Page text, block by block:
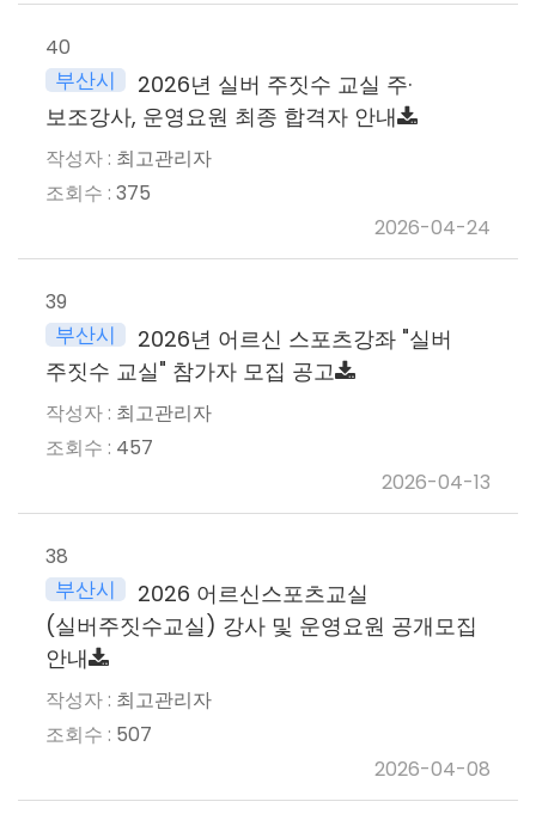
40
부산시
2026년 실버 주짓수 교실 주·
보조강사, 운영요원 최종 합격자 안내
최고관리자
375
2026-04-24
39
부산시
2026년 어르신 스포츠강좌 "실버
주짓수 교실" 참가자 모집 공고
최고관리자
457
2026-04-13
38
부산시
2026 어르신스포츠교실
(실버주짓수교실) 강사 및 운영요원 공개모집
안내
최고관리자
507
2026-04-08